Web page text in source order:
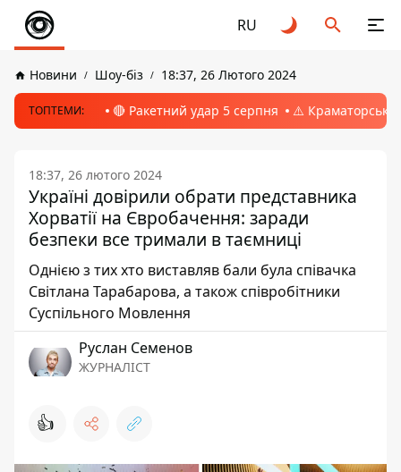
RU
Новини Шоу-біз 18:37, 26 Лютого 2024
ТОПТЕМИ: 🔴 Ракетний удар 5 серпня ⚠️ Краматорськ,
18:37, 26 лютого 2024
Україні довірили обрати представника
Хорватії на Євробачення: заради
безпеки все тримали в таємниці
Однією з тих хто виставляв бали була співачка
Світлана Тарабарова, а також співробітники
Суспільного Мовлення
Руслан Семенов
ЖУРНАЛІСТ
👍